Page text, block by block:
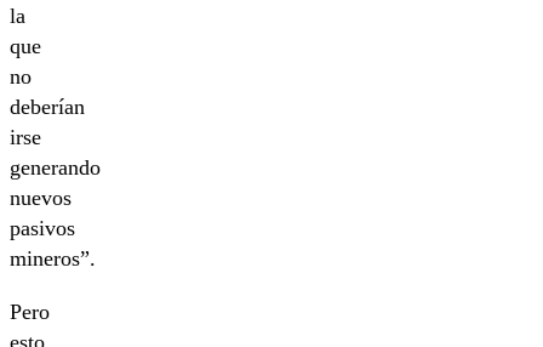
la
que
no
deberían
irse
generando
nuevos
pasivos
mineros”.
Pero
esto